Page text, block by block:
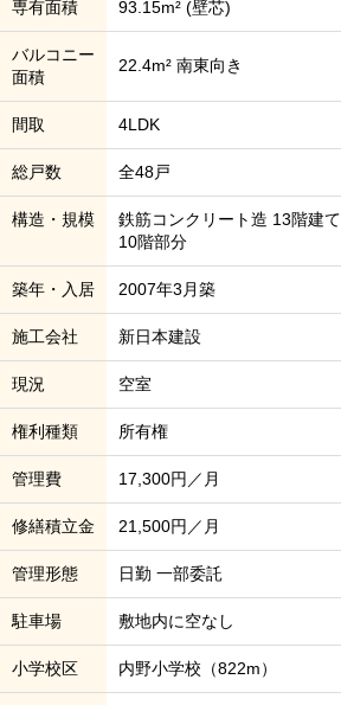
専有面積 93.15m² (壁芯)
バルコニー
面積
22.4m² 南東向き
間取 4LDK
総戸数 全48戸
構造・規模
鉄筋コンクリート造 13階建て
10階部分
築年・入居 2007年3月築
施工会社 新日本建設
現況 空室
権利種類 所有権
管理費 17,300円／月
修繕積立金 21,500円／月
管理形態 日勤 一部委託
駐車場 敷地内に空なし
小学校区 内野小学校（822m）